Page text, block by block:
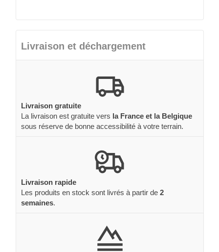
Livraison et déchargement
Livraison gratuite
La livraison est gratuite vers la France et la Belgique
sous réserve de bonne accessibilité à votre terrain.
Livraison rapide
Les produits en stock sont livrés à partir de 2
semaines.